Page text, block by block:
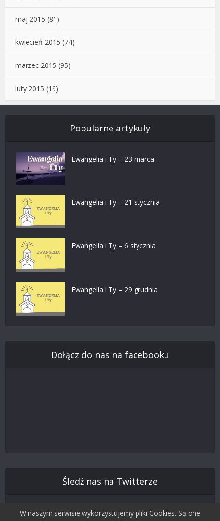
maj 2015 (81)
kwiecień 2015 (74)
marzec 2015 (95)
luty 2015 (19)
Popularne artykuły
Ewangelia i Ty – 23 marca
Ewangelia i Ty – 21 stycznia
Ewangelia i Ty – 6 stycznia
Ewangelia i Ty – 29 grudnia
Dołącz do nas na facebooku
Śledź nas na Twitterze
W naszym serwisie wykorzystujemy pliki Cookies. Są one